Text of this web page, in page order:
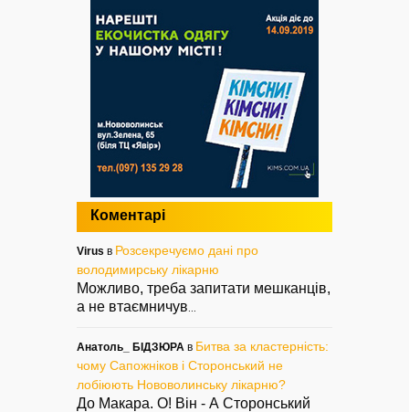
Коментарі
Virus в Розсекречуємо дані про
володимирську лікарню
Можливо, треба запитати мешканців,
а не втаємничув
Анатоль_ БІДЗЮРА в Битва за кластерність:
чому Сапожніков і Сторонський не
лобіюють Нововолинську лікарню?
До Макара. О! Він - А Сторонський